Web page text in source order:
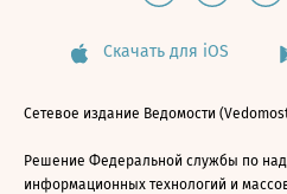
Скачать для iOS
Сетевое издание Ведомости
Решение Федеральной службы по
информационных технологий и